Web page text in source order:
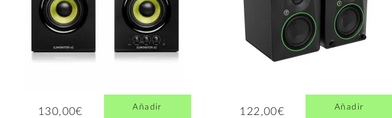
130,00€ Añadir 122,00€ Añadir